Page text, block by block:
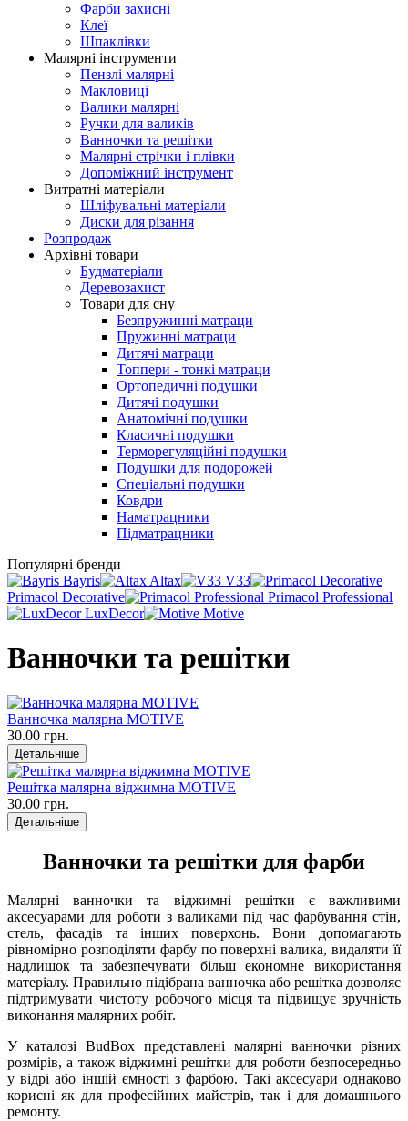
Фарби захисні
Клеї
Шпаклівки
Малярні інструменти
Пензлі малярні
Макловиці
Валики малярні
Ручки для валиків
Ванночки та решітки
Малярні стрічки і плівки
Допоміжний інструмент
Витратні матеріали
Шліфувальні матеріали
Диски для різання
Розпродаж
Архівні товари
Будматеріали
Деревозахист
Товари для сну
Безпружинні матраци
Пружинні матраци
Дитячі матраци
Топпери - тонкі матраци
Ортопедичні подушки
Дитячі подушки
Анатомічні подушки
Класичні подушки
Терморегуляційні подушки
Подушки для подорожей
Спеціальні подушки
Ковдри
Наматрацники
Підматрацники
Популярні бренди
Bayris
Altax
V33
Primacol Decorative
Primacol Professional
LuxDecor
Motive
Ванночки та решітки
Ванночка малярна MOTIVE
30.00 грн.
Детальніше
Решітка малярна віджимна MOTIVE
30.00 грн.
Детальніше
Ванночки та решітки для фарби
Малярні ванночки та віджимні решітки є важливими
аксесуарами для роботи з валиками під час фарбування стін,
стель, фасадів та інших поверхонь. Вони допомагають
рівномірно розподіляти фарбу по поверхні валика, видаляти її
надлишок та забезпечувати більш економне використання
матеріалу. Правильно підібрана ванночка або решітка дозволяє
підтримувати чистоту робочого місця та підвищує зручність
виконання малярних робіт.
У каталозі BudBox представлені малярні ванночки різних
розмірів, а також віджимні решітки для роботи безпосередньо
у відрі або іншій ємності з фарбою. Такі аксесуари однаково
корисні як для професійних майстрів, так і для домашнього
ремонту.